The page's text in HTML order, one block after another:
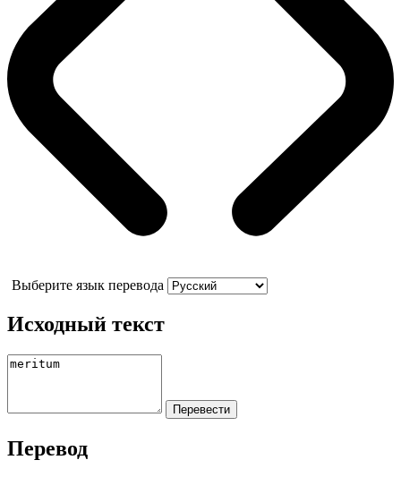
Выберите язык перевода
Исходный текст
Перевод